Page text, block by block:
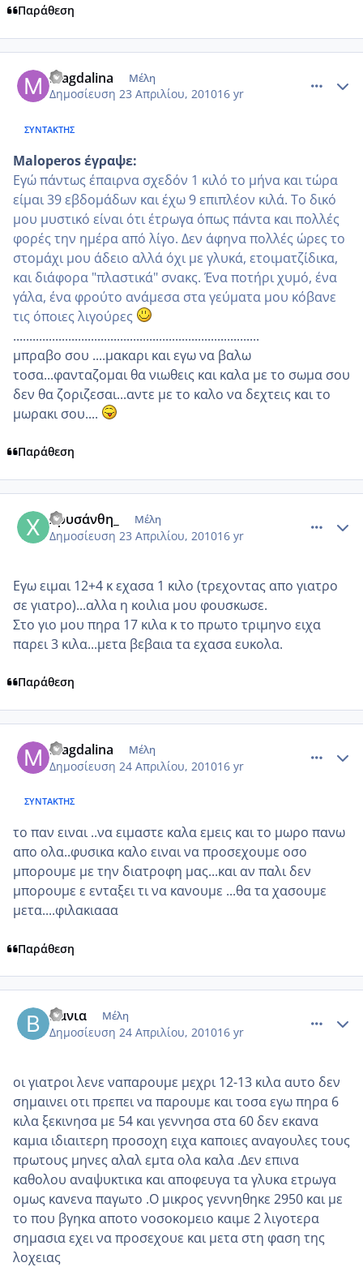
Παράθεση
magdalina Μέλη
Δημοσίευση 23 Απριλίου, 201016 yr
ΣΥΝΤΆΚΤΗΣ
Maloperos έγραψε:
Εγώ πάντως έπαιρνα σχεδόν 1 κιλό το μήνα και τώρα
είμαι 39 εβδομάδων και έχω 9 επιπλέον κιλά. Το δικό
μου μυστικό είναι ότι έτρωγα όπως πάντα και πολλές
φορές την ημέρα από λίγο. Δεν άφηνα πολλές ώρες το
στομάχι μου άδειο αλλά όχι με γλυκά, ετοιματζίδικα,
και διάφορα "πλαστικά" σνακς. Ένα ποτήρι χυμό, ένα
γάλα, ένα φρούτο ανάμεσα στα γεύματα μου κόβανε
τις όποιες λιγούρες
............................................................................
μπραβο σου ....μακαρι και εγω να βαλω
τοσα...φανταζομαι θα νιωθεις και καλα με το σωμα σου
δεν θα ζοριζεσαι...αντε με το καλο να δεχτεις και το
μωρακι σου....
Παράθεση
Χρυσάνθη_ Μέλη
Δημοσίευση 23 Απριλίου, 201016 yr
Εγω ειμαι 12+4 κ εχασα 1 κιλο (τρεχοντας απο γιατρο
σε γιατρο)...αλλα η κοιλια μου φουσκωσε.
Στο γιο μου πηρα 17 κιλα κ το πρωτο τριμηνο ειχα
παρει 3 κιλα...μετα βεβαια τα εχασα ευκολα.
Παράθεση
magdalina Μέλη
Δημοσίευση 24 Απριλίου, 201016 yr
ΣΥΝΤΆΚΤΗΣ
το παν ειναι ..να ειμαστε καλα εμεις και το μωρο πανω
απο ολα..φυσικα καλο ειναι να προσεχουμε οσο
μπορουμε με την διατροφη μας...και αν παλι δεν
μπορουμε ε ενταξει τι να κανουμε ...θα τα χασουμε
μετα....φιλακιααα
Παράθεση
Βανια Μέλη
Δημοσίευση 24 Απριλίου, 201016 yr
οι γιατροι λενε ναπαρουμε μεχρι 12-13 κιλα αυτο δεν
σημαινει οτι πρεπει να παρουμε και τοσα εγω πηρα 6
κιλα ξεκινησα με 54 και γεννησα στα 60 δεν εκανα
καμια ιδιαιτερη προσοχη ειχα καποιες αναγουλες τους
πρωτους μηνες αλαλ εμτα ολα καλα .Δεν επινα
καθολου αναψυκτικα και αποφευγα τα γλυκα ετρωγα
ομως κανενα παγωτο .Ο μικρος γεννηθηκε 2950 και με
το που βγηκα αποτο νοσοκομειο καιμε 2 λιγοτερα
σημασια εχει να προσεχουε και μετα στη φαση της
λοχειας